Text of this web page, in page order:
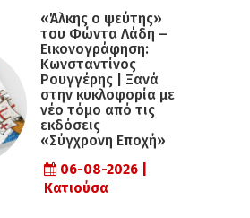
«Άλκης ο ψεύτης»
του Φώντα Λάδη –
Εικονογράφηση:
Κωνσταντίνος
Ρουγγέρης | Ξανά
στην κυκλοφορία με
νέο τόμο από τις
εκδόσεις
«Σύγχρονη Εποχή»
06-08-2026 |
Κατιούσα